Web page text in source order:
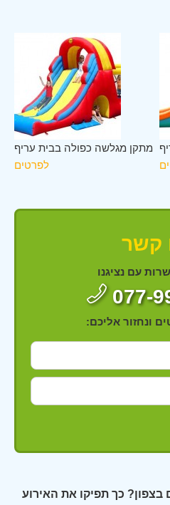
מתקן מגלשה כפולה בבית עריף
לפרטים
קשר
עם נציגנו
077-
ונחזור אליכם:
בצפון? כך תפיקו את האירוע